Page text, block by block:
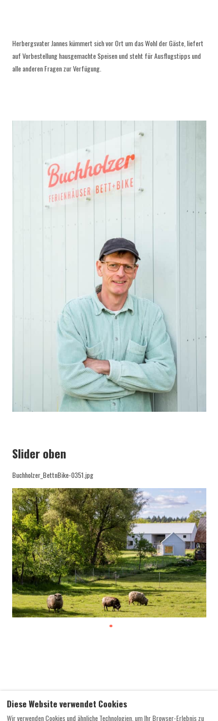
Herbergsvater Jannes kümmert sich vor Ort um das Wohl der Gäste, liefert
auf Vorbestellung hausgemachte Speisen und steht für Ausflugstipps und
alle anderen Fragen zur Verfügung.
Slider oben
Buchholzer_BettnBike-0351.jpg
Diese Website verwendet Cookies
Wir verwenden Cookies und ähnliche Technologien, um Ihr Browser-Erlebnis zu